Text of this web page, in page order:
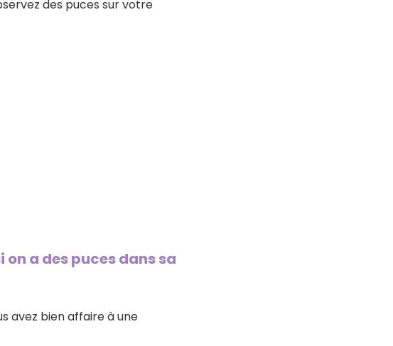
des puces sur votre
a des puces dans sa
avez bien affaire à une